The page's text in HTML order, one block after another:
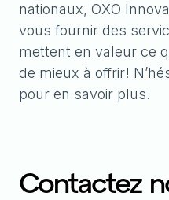
nationaux, OXO
vous fournir des
mettent en valeur ce
de mieux à offrir!
pour en savoir plus.
Contactez